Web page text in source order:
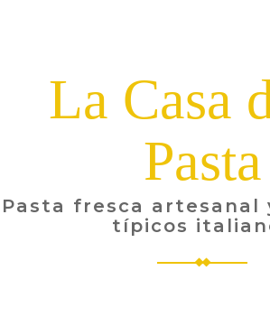
La Casa
Pasta
Pasta fresca artesanal
típicos